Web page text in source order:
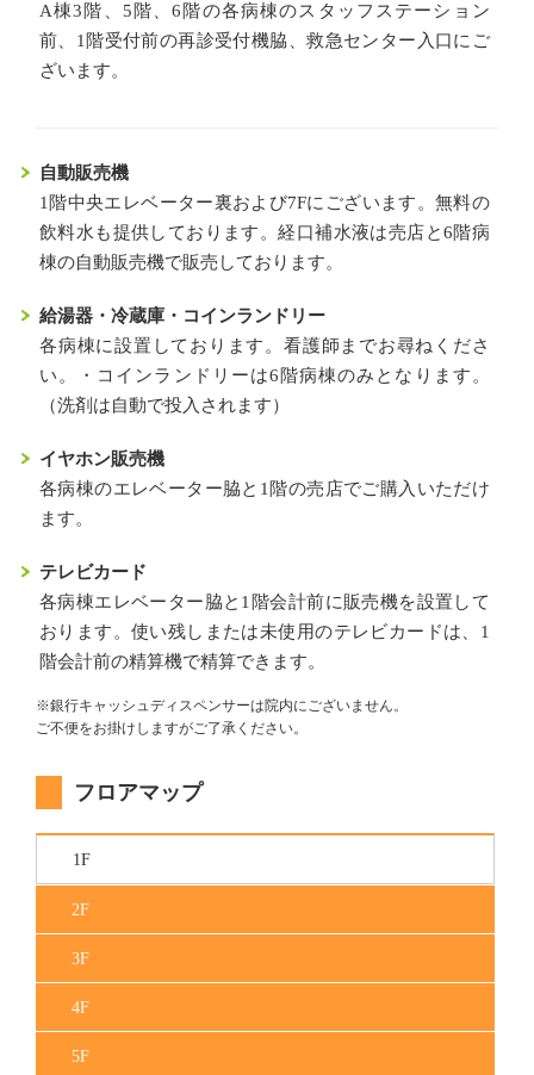
A棟3階、5階、6階の各病棟のスタッフステーション
前、1階受付前の再診受付機脇、救急センター入口にご
ざいます。
自動販売機
1階中央エレベーター裏および7Fにございます。無料の
飲料水も提供しております。経口補水液は売店と6階病
棟の自動販売機で販売しております。
給湯器・冷蔵庫・ コインランドリー
各病棟に設置しております。看護師までお尋ねくださ
い。・コインランドリーは6階病棟のみとなります。
（洗剤は自動で投入されます）
イヤホン販売機
各病棟のエレベーター脇と1階の売店でご購入いただけ
ます。
テレビカード
各病棟エレベーター脇と1階会計前に販売機を設置して
おります。使い残しまたは未使用のテレビカードは、1
階会計前の精算機で精算できます。
※銀行キャッシュディスペンサーは院内にございません。
ご不便をお掛けしますがご了承ください。
フロアマップ
1F
2F
3F
4F
5F